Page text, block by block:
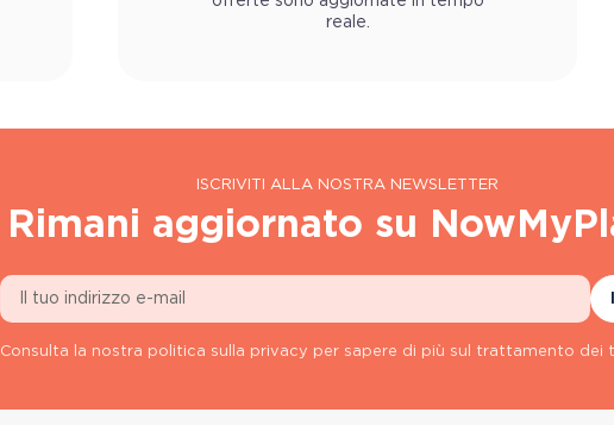
reale.
ISCRIVITI ALLA NOSTRA NEWSLETTER
Rimani aggiornato su
Consulta la nostra politica sulla privacy per sapere di più sul trattamento dei